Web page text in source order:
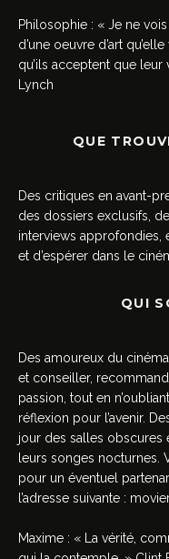
Philosophie : « Je ne
d’une oeuvre d’art
qu’ils acceptent que
Lynch
QUE
Des critiques en avant-
des dossiers exclusifs,
interviews approfondies,
et d’espérer dans le
QUI
Des amoureux du
et conseiller,
passion, tout en
réflexion pour l’avenir.
jour des salles obscures
leurs songes nocturnes.
pour un éventuel
l’adresse suivante :
Maxime : « La vérité,